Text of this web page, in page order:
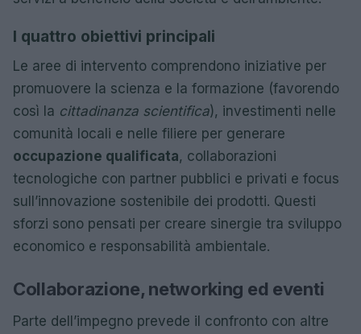
I quattro obiettivi principali
Le aree di intervento comprendono iniziative per
promuovere la scienza e la formazione (favorendo
così la cittadinanza scientifica), investimenti nelle
comunità locali e nelle filiere per generare
occupazione qualificata, collaborazioni
tecnologiche con partner pubblici e privati e focus
sull’innovazione sostenibile dei prodotti. Questi
sforzi sono pensati per creare sinergie tra sviluppo
economico e responsabilità ambientale.
Collaborazione, networking ed eventi
Parte dell’impegno prevede il confronto con altre